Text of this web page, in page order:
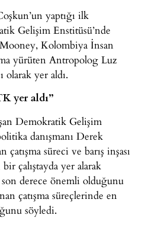
yaptığı ilk
Gelişim Enstitüsü’nde
Kolombiya İnsan
yürüten Antropolog Luz
olarak yer aldı.
yer aldı”
Demokratik Gelişim
danışmanı Derek
çatışma süreci ve barış inşası
çalıştayda yer alarak
derece önemli olduğunu
çatışma süreçlerinde en
söyledi.